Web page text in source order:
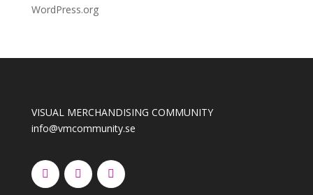
WordPress.org
VISUAL MERCHANDISING COMMUNITY
info@vmcommunity.se